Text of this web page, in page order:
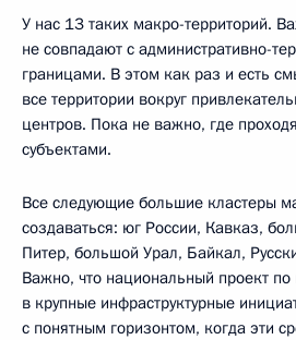
У нас 13 таких макро-территорий.
не совпадают с административно-
границами. В этом как раз и есть
все территории вокруг
центров. Пока не важно, где
субъектами.
Все следующие большие кластеры
создаваться: юг России, Кавказ,
Питер, большой Урал, Байкал,
Важно, что национальный проект по
в крупные инфраструктурные
с понятным горизонтом, когда эти